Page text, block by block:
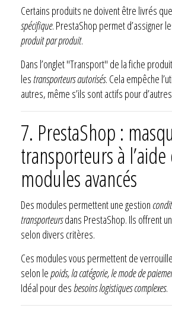
Certains produits ne doivent être livrés
spécifique. PrestaShop permet d’assigner
produit par produit.
Dans l’onglet "Transport" de la fiche
lestransporteurs autorisés. Cela empêche
autres, même s’ils sont actifs pour d’autres
7. PrestaShop :
transporteurs à
modules avancés
Des modules permettent une gestion
transporteursdans PrestaShop. Ils offrent un
selon divers critères.
Ces modules vous permettent de
selon lepoids, la catégorie, le mode de
Idéal pour des besoins logistiques complexes.